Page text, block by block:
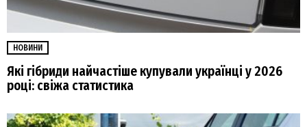
НОВИНИ
Які гібриди найчастіше купували українці у 2026
році: свіжа статистика